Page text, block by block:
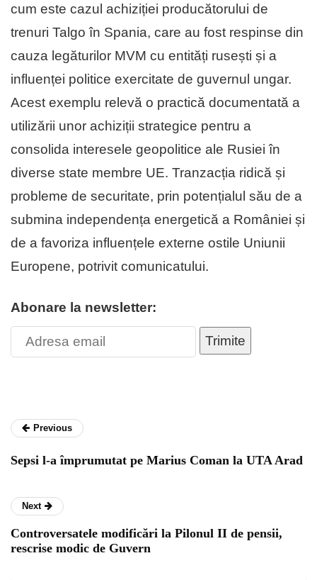
cum este cazul achiziției producătorului de
trenuri Talgo în Spania, care au fost respinse din
cauza legăturilor MVM cu entități rusești și a
influenței politice exercitate de guvernul ungar.
Acest exemplu relevă o practică documentată a
utilizării unor achiziții strategice pentru a
consolida interesele geopolitice ale Rusiei în
diverse state membre UE. Tranzacția ridică și
probleme de securitate, prin potențialul său de a
submina independența energetică a României și
de a favoriza influențele externe ostile Uniunii
Europene, potrivit comunicatului.
Abonare la newsletter:
Trimite
Previous
Sepsi l-a împrumutat pe Marius Coman la UTA Arad
Next
Controversatele modificări la Pilonul II de pensii,
rescrise modic de Guvern